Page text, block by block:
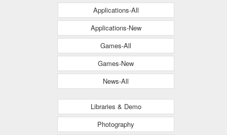
Applications-All
Applications-New
Games-All
Games-New
News-All
Libraries & Demo
Photography